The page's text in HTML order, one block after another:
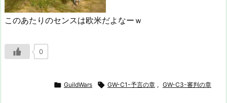
このあたりのセンスは欧米だよなーｗ
0
 GuildWars  GW-C1-予言の章 , GW-C3-審判の章